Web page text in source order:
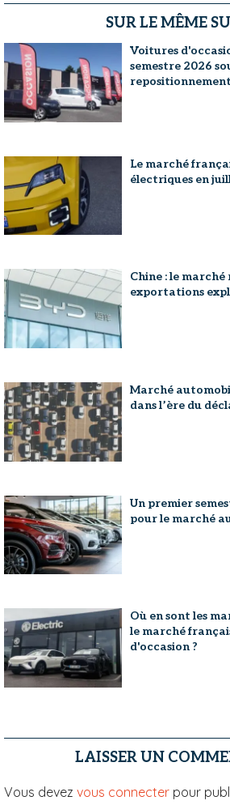
SUR LE MÊME
Voitures
semestre 2026
Le marché
électriques en
Chine : le marché
exportations
Marché
dans l’ère du
Un premier
pour le marché
Où en sont les
le marché
d'occasion ?
LAISSER UN
Vous devez vous connecter pour